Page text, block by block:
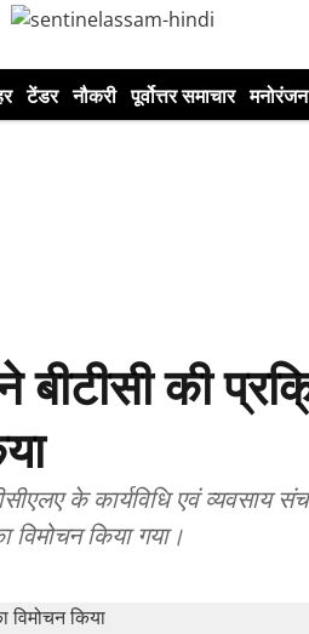
टेंडर नौकरी पूर्वोत्तर समाचार मनोरंजन
बीटीसी की
के कार्यविधि एवं व्यवसाय
किया गया।